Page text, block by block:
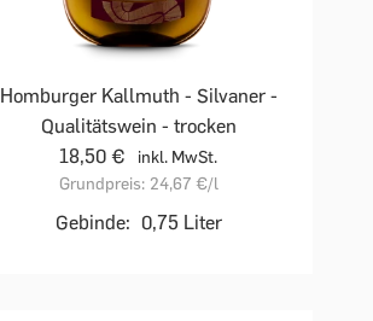
Homburger Kallmuth - Silvaner -
Qualitätswein - trocken
18,50 €
inkl. MwSt.
Grundpreis: 24,67 €/l
Gebinde: 0,75 Liter